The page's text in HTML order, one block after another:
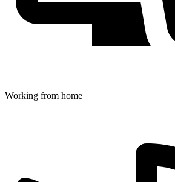
Working from home